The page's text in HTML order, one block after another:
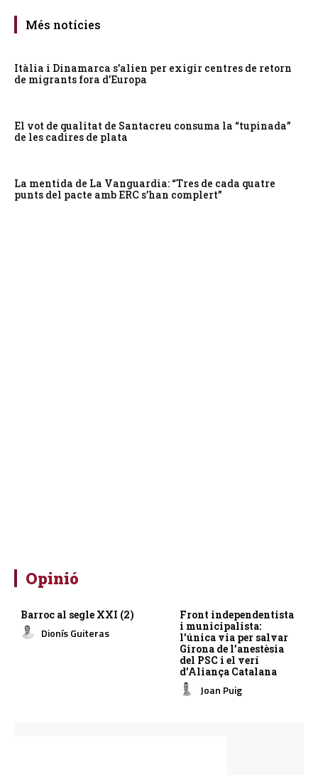
Més notícies
Itàlia i Dinamarca s’alien per exigir centres de retorn
de migrants fora d’Europa
El vot de qualitat de Santacreu consuma la “tupinada”
de les cadires de plata
La mentida de La Vanguardia: “Tres de cada quatre
punts del pacte amb ERC s’han complert”
Opinió
Barroc al segle XXI (2)
Dionís Guiteras
Front independentista
i municipalista:
l’única via per salvar
Girona de l’anestèsia
del PSC i el verí
d’Aliança Catalana
Joan Puig